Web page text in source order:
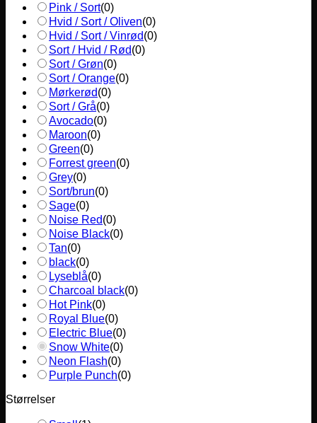
Pink / Sort(0)
Hvid / Sort / Oliven(0)
Hvid / Sort / Vinrød(0)
Sort / Hvid / Rød(0)
Sort / Grøn(0)
Sort / Orange(0)
Mørkerød(0)
Sort / Grå(0)
Avocado(0)
Maroon(0)
Green(0)
Forrest green(0)
Grey(0)
Sort/brun(0)
Sage(0)
Noise Red(0)
Noise Black(0)
Tan(0)
black(0)
Lyseblå(0)
Charcoal black(0)
Hot Pink(0)
Royal Blue(0)
Electric Blue(0)
Snow White(0)
Neon Flash(0)
Purple Punch(0)
Størrelser